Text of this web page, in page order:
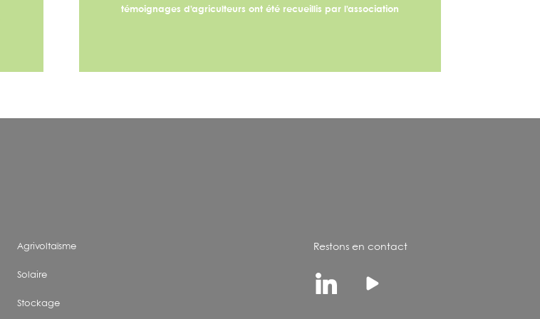
témoignages d’agriculteurs ont été recueillis par l’association
Agrivoltaïsme
Solaire
Stockage
Restons en contact
Youtube